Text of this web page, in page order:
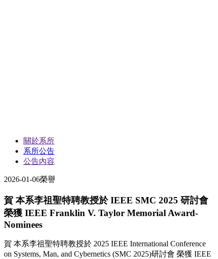
關於系所
系所公告
公告內容
2026-01-06榮譽
賀 本系李祖聖特聘教授於 IEEE SMC 2025 研討會
榮獲 IEEE Franklin V. Taylor Memorial Award-
Nominees
賀 本系李祖聖特聘教授於 2025 IEEE International Conference
on Systems, Man, and Cybernetics (SMC 2025)研討會 榮獲 IEEE